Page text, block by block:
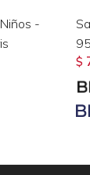
-
$